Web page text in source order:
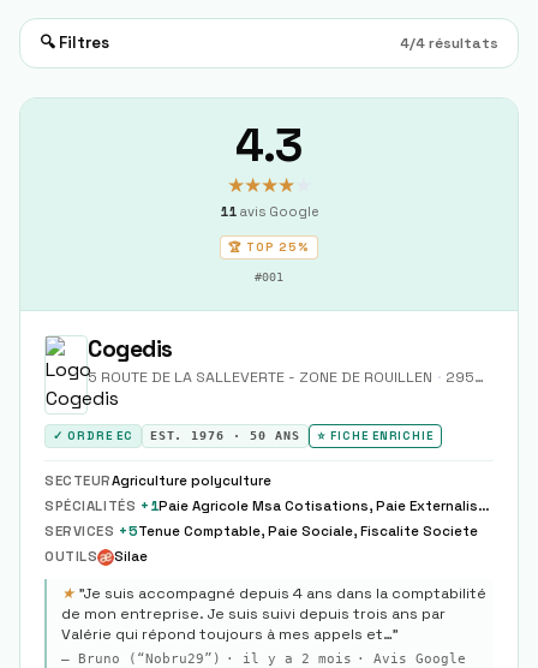
🔍 Filtres 4/4résultats
4.3
★★★★
11avis Google
🏆 TOP 25%
#001
Cogedis
5 ROUTE DE LA SALLEVERTE - ZONE DE ROUILLEN · 29500
✓ ORDRE EC EST. 1976 · 50 ANS ⭐ FICHE ENRICHIE
SECTEURAgriculture polyculture
SPÉCIALITÉS + 1
Paie Agricole Msa Cotisations, Paie Externalisation Paie Complete Partielle Modele
SERVICES +5Tenue Comptable, Paie Sociale, Fiscalite Societe
OUTILS
Silae
★ "Je suis accompagné depuis 4 ans dans la comptabilité
de mon entreprise. Je suis suivi depuis trois ans par
Valérie qui répond toujours à mes appels et…"
— Bruno (“Nobru29”) · il y a 2 mois · Avis Google